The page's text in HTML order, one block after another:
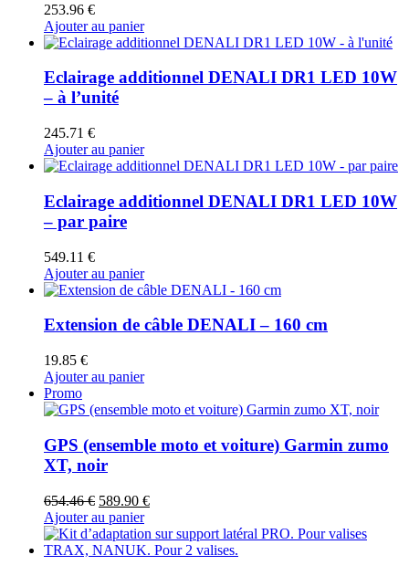
253.96 €
Ajouter au panier
Eclairage additionnel DENALI DR1 LED 10W
– à l’unité
245.71 €
Ajouter au panier
Eclairage additionnel DENALI DR1 LED 10W
– par paire
549.11 €
Ajouter au panier
Extension de câble DENALI – 160 cm
19.85 €
Ajouter au panier
Promo
GPS (ensemble moto et voiture) Garmin zumo
XT, noir
654.46€ Le
prix
initial
était :
589.90 €Le
actuel
est :
Ajouter au panier